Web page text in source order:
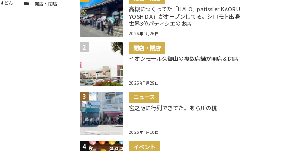
すどん カテゴリー開店・閉店
高槻につくってた「HALO, patissier KAORU
YOSHIDA」がオープンしてる。シロモト出身
世界3位パティシエのお店
2026年7月26日
開店・閉店
イオンモール久御山の複数店舗が開店＆閉店
2026年7月29日
ニュース
宮之阪に行列できてた。あら川の桃
2026年7月10日
イベント